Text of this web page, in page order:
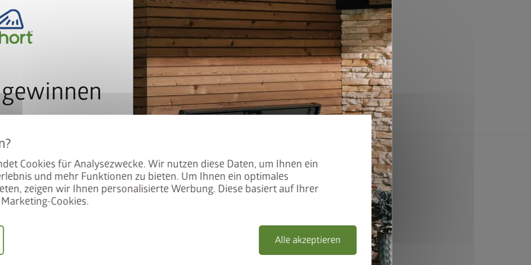
Cookies für Analysezwecke. Wir nutzen diese Daten, um Ihnen ein
und mehr Funktionen zu bieten. Um Ihnen ein optimales
zeigen wir Ihnen personalisierte Werbung. Diese basiert auf Ihrer
Cookies.
Alle akzeptieren
innen über Biohort
in der Produktion ist Biohort mehr als ein Arbeitgeber. In den Videos erfahren Sie warum!
Newsletter an und
im Lostopf.